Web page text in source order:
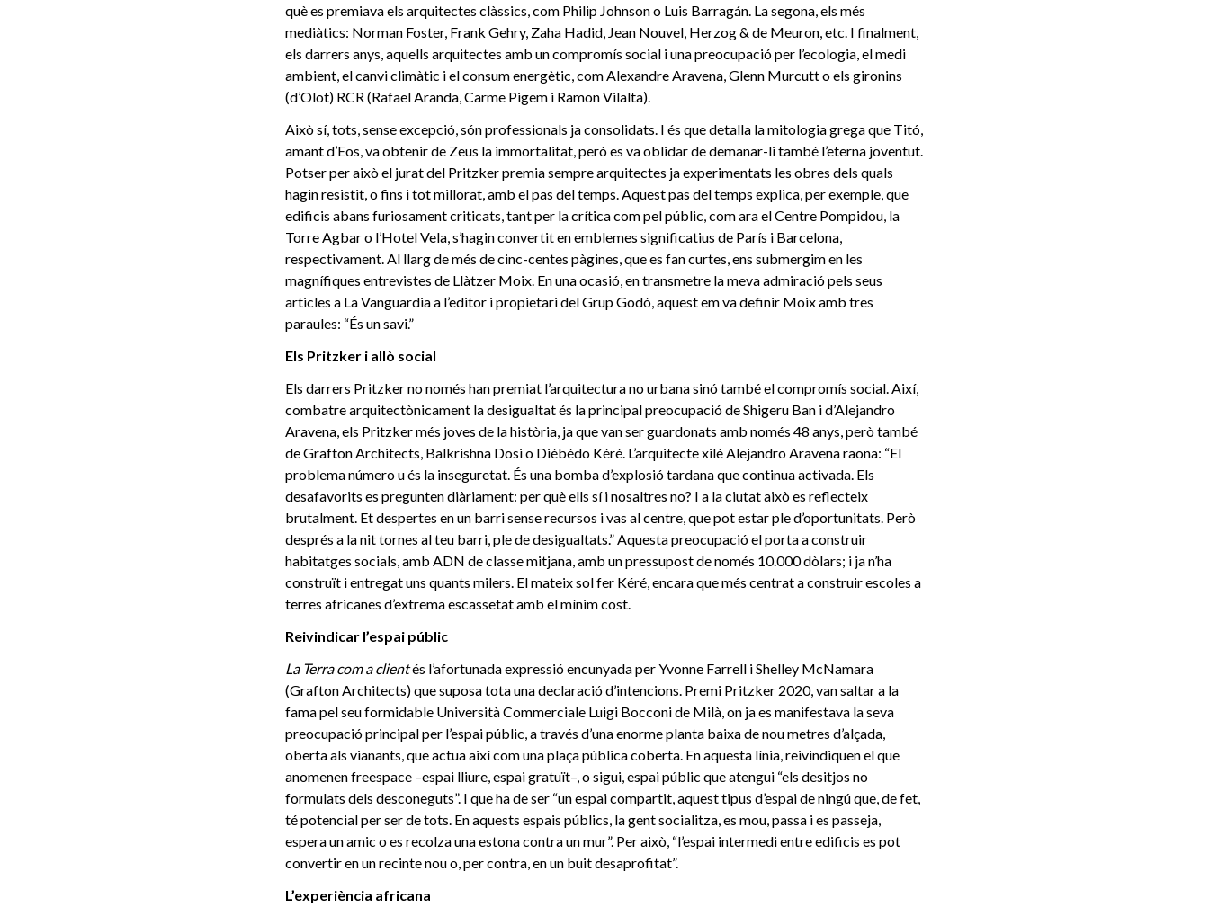
què es premiava els arquitectes clàssics, com Philip Johnson o Luis Barragán. La segona, els més
mediàtics: Norman Foster, Frank Gehry, Zaha Hadid, Jean Nouvel, Herzog & de Meuron, etc. I finalment,
els darrers anys, aquells arquitectes amb un compromís social i una preocupació per l’ecologia, el medi
ambient, el canvi climàtic i el consum energètic, com Alexandre Aravena, Glenn Murcutt o els gironins
(d’Olot) RCR (Rafael Aranda, Carme Pigem i Ramon Vilalta).
Això sí, tots, sense excepció, són professionals ja consolidats. I és que detalla la mitologia grega que Titó,
amant d’Eos, va obtenir de Zeus la immortalitat, però es va oblidar de demanar-li també l’eterna joventut.
Potser per això el jurat del Pritzker premia sempre arquitectes ja experimentats les obres dels quals
hagin resistit, o fins i tot millorat, amb el pas del temps. Aquest pas del temps explica, per exemple, que
edificis abans furiosament criticats, tant per la crítica com pel públic, com ara el Centre Pompidou, la
Torre Agbar o l’Hotel Vela, s’hagin convertit en emblemes significatius de París i Barcelona,
respectivament. Al llarg de més de cinc-centes pàgines, que es fan curtes, ens submergim en les
magnífiques entrevistes de Llàtzer Moix. En una ocasió, en transmetre la meva admiració pels seus
articles a La Vanguardia a l’editor i propietari del Grup Godó, aquest em va definir Moix amb tres
paraules: “És un savi.”
Els Pritzker i allò social
Els darrers Pritzker no només han premiat l’arquitectura no urbana sinó també el compromís social. Així,
combatre arquitectònicament la desigualtat és la principal preocupació de Shigeru Ban i d’Alejandro
Aravena, els Pritzker més joves de la història, ja que van ser guardonats amb només 48 anys, però també
de Grafton Architects, Balkrishna Dosi o Diébédo Kéré. L’arquitecte xilè Alejandro Aravena raona: “El
problema número u és la inseguretat. És una bomba d’explosió tardana que continua activada. Els
desafavorits es pregunten diàriament: per què ells sí i nosaltres no? I a la ciutat això es reflecteix
brutalment. Et despertes en un barri sense recursos i vas al centre, que pot estar ple d’oportunitats. Però
després a la nit tornes al teu barri, ple de desigualtats.” Aquesta preocupació el porta a construir
habitatges socials, amb ADN de classe mitjana, amb un pressupost de només 10.000 dòlars; i ja n’ha
construït i entregat uns quants milers. El mateix sol fer Kéré, encara que més centrat a construir escoles a
terres africanes d’extrema escassetat amb el mínim cost.
Reivindicar l’espai públic
La Terra com a clientés l’afortunada expressió encunyada per Yvonne Farrell i Shelley McNamara
(Grafton Architects) que suposa tota una declaració d’intencions. Premi Pritzker 2020, van saltar a la
fama pel seu formidable Università Commerciale Luigi Bocconi de Milà, on ja es manifestava la seva
preocupació principal per l’espai públic, a través d’una enorme planta baixa de nou metres d’alçada,
oberta als vianants, que actua així com una plaça pública coberta. En aquesta línia, reivindiquen el que
anomenen freespace –espai lliure, espai gratuït–, o sigui, espai públic que atengui “els desitjos no
formulats dels desconeguts”. I que ha de ser “un espai compartit, aquest tipus d’espai de ningú que, de fet,
té potencial per ser de tots. En aquests espais públics, la gent socialitza, es mou, passa i es passeja,
espera un amic o es recolza una estona contra un mur”. Per això, “l’espai intermedi entre edificis es pot
convertir en un recinte nou o, per contra, en un buit desaprofitat”.
L’experiència africana